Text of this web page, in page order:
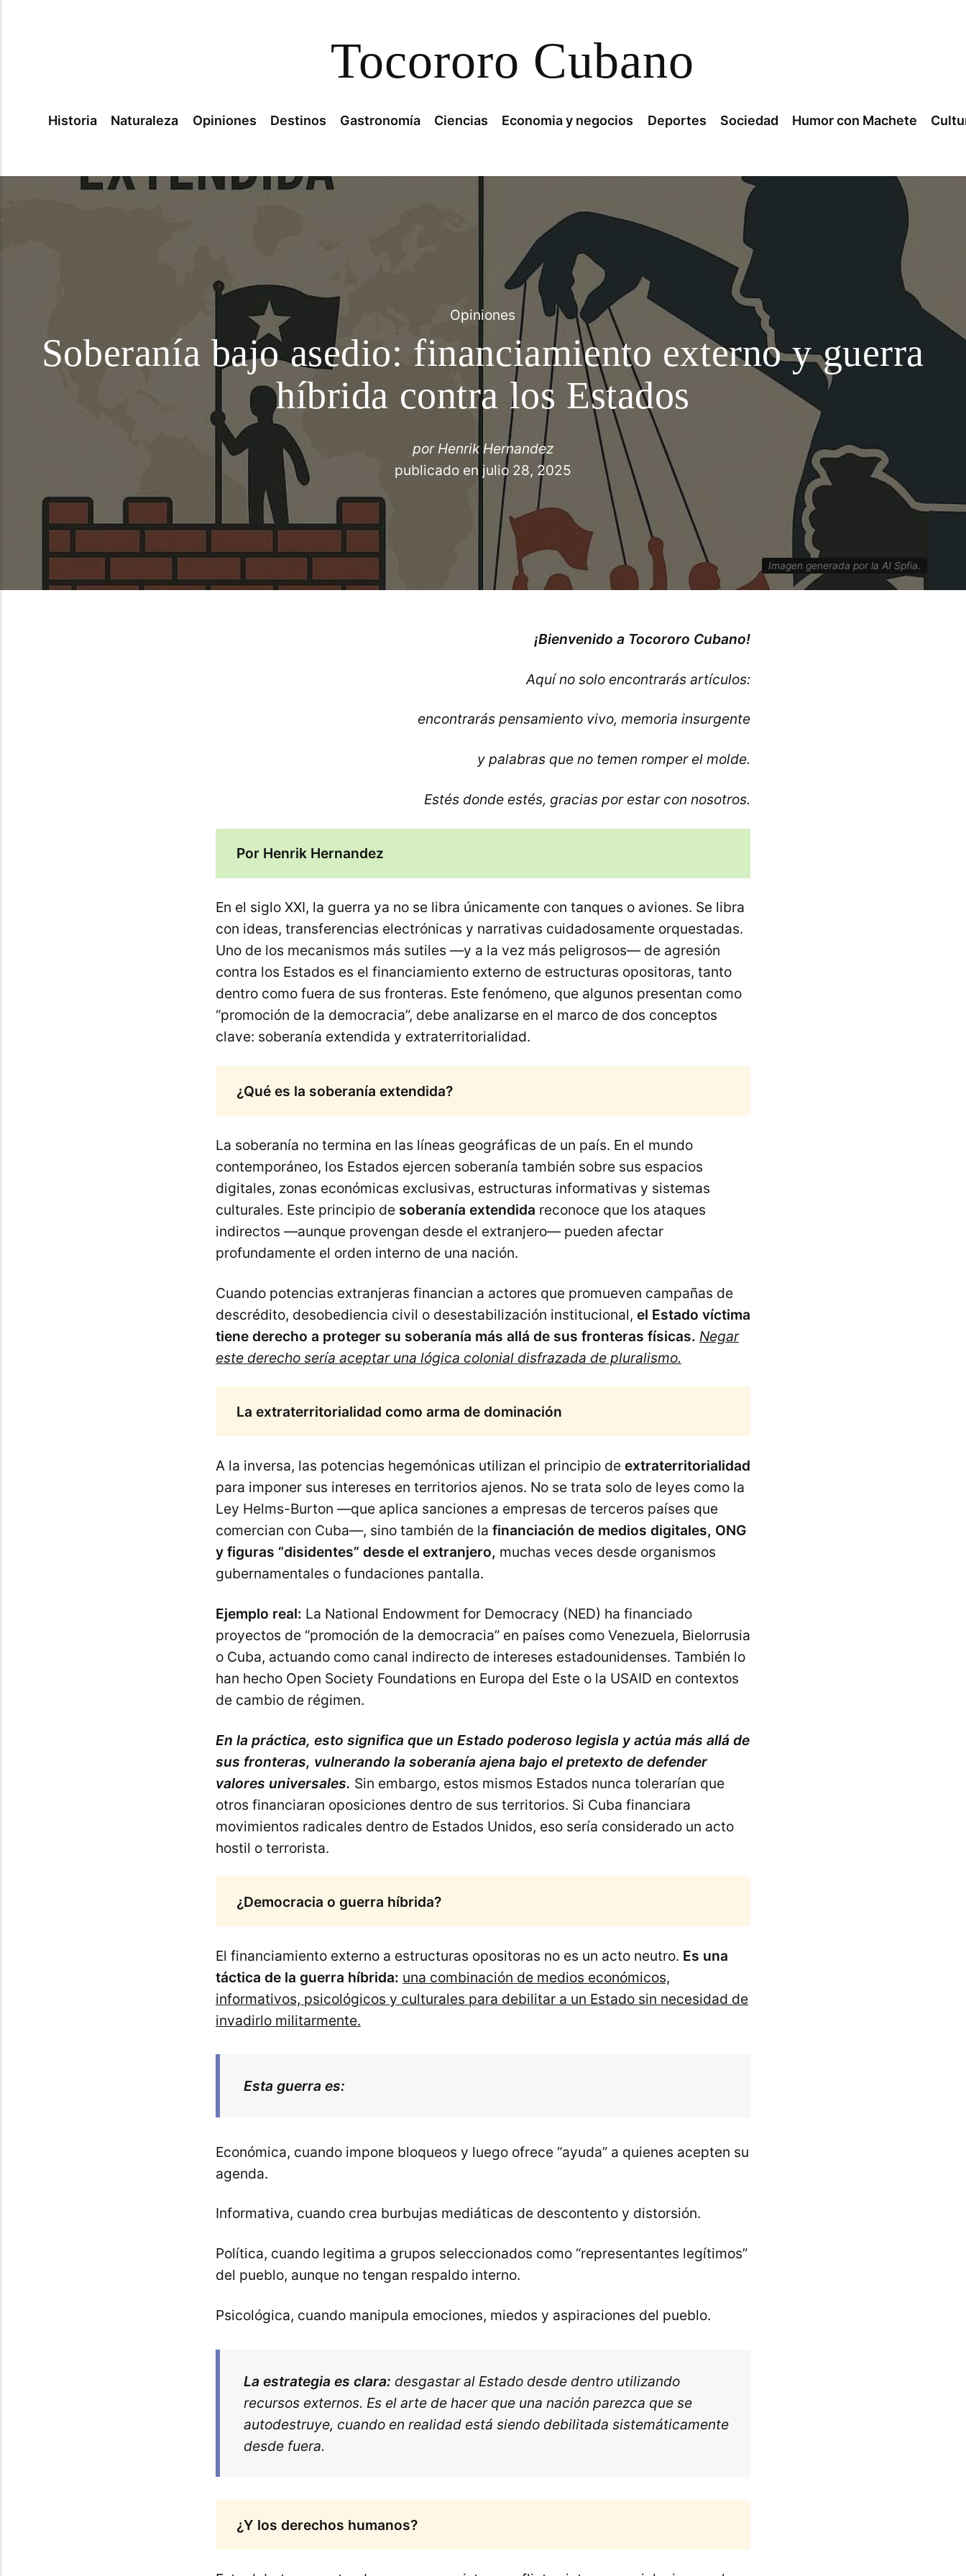
Tocororo Cubano
Historia Naturaleza Opiniones Destinos Gastronomía Ciencias Economia y negocios Deportes Sociedad Humor con Machete
Opiniones
Soberanía bajo asedio: financiamiento externo y guerra
híbrida contra los Estados
por Henrik Hernandez
publicado en julio 28, 2025
Imagen generada por la AI Spfia.
¡Bienvenido a Tocororo Cubano!
Aquí no solo encontrarás artículos:
encontrarás pensamiento vivo, memoria insurgente
y palabras que no temen romper el molde.
Estés donde estés, gracias por estar con nosotros.
Por Henrik Hernandez
En el siglo XXI, la guerra ya no se libra únicamente con tanques o aviones. Se libra
con ideas, transferencias electrónicas y narrativas cuidadosamente orquestadas.
Uno de los mecanismos más sutiles —y a la vez más peligrosos— de agresión
contra los Estados es el financiamiento externo de estructuras opositoras, tanto
dentro como fuera de sus fronteras. Este fenómeno, que algunos presentan como
“promoción de la democracia”, debe analizarse en el marco de dos conceptos
clave: soberanía extendida y extraterritorialidad.
¿Qué es la soberanía extendida?
La soberanía no termina en las líneas geográficas de un país. En el mundo
contemporáneo, los Estados ejercen soberanía también sobre sus espacios
digitales, zonas económicas exclusivas, estructuras informativas y sistemas
culturales. Este principio de soberanía extendida reconoce que los ataques
indirectos —aunque provengan desde el extranjero— pueden afectar
profundamente el orden interno de una nación.
Cuando potencias extranjeras financian a actores que promueven campañas de
descrédito, desobediencia civil o desestabilización institucional, el Estado víctima
tiene derecho a proteger su soberanía más allá de sus fronteras físicas. Negar
este derecho sería aceptar una lógica colonial disfrazada de pluralismo.
La extraterritorialidad como arma de dominación
A la inversa, las potencias hegemónicas utilizan el principio de extraterritorialidad
para imponer sus intereses en territorios ajenos. No se trata solo de leyes como la
Ley Helms-Burton —que aplica sanciones a empresas de terceros países que
comercian con Cuba—, sino también de la financiación de medios digitales, ONG
y figuras “disidentes” desde el extranjero, muchas veces desde organismos
gubernamentales o fundaciones pantalla.
Ejemplo real: La National Endowment for Democracy (NED) ha financiado
proyectos de “promoción de la democracia” en países como Venezuela, Bielorrusia
o Cuba, actuando como canal indirecto de intereses estadounidenses. También lo
han hecho Open Society Foundations en Europa del Este o la USAID en contextos
de cambio de régimen.
En la práctica, esto significa que un Estado poderoso legisla y actúa más allá de
sus fronteras, vulnerando la soberanía ajena bajo el pretexto de defender
valores universales. Sin embargo, estos mismos Estados nunca tolerarían que
otros financiaran oposiciones dentro de sus territorios. Si Cuba financiara
movimientos radicales dentro de Estados Unidos, eso sería considerado un acto
hostil o terrorista.
¿Democracia o guerra híbrida?
El financiamiento externo a estructuras opositoras no es un acto neutro. Es una
táctica de la guerra híbrida: una combinación de medios económicos,
informativos, psicológicos y culturales para debilitar a un Estado sin necesidad de
invadirlo militarmente.
Esta guerra es:
Económica, cuando impone bloqueos y luego ofrece “ayuda” a quienes acepten su
agenda.
Informativa, cuando crea burbujas mediáticas de descontento y distorsión.
Política, cuando legitima a grupos seleccionados como “representantes legítimos”
del pueblo, aunque no tengan respaldo interno.
Psicológica, cuando manipula emociones, miedos y aspiraciones del pueblo.
La estrategia es clara: desgastar al Estado desde dentro utilizando
recursos externos. Es el arte de hacer que una nación parezca que se
autodestruye, cuando en realidad está siendo debilitada sistemáticamente
desde fuera.
¿Y los derechos humanos?